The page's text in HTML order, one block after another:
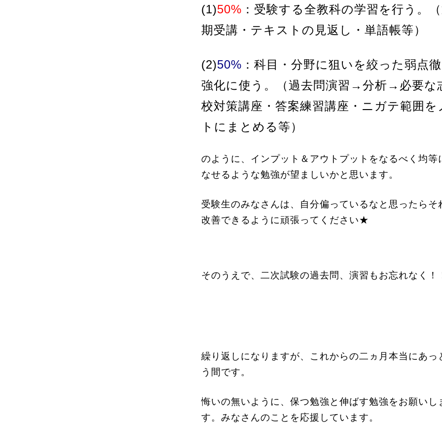
(1)50% ：受験する全教科の学習を行う。
期受講・テキストの見返し・単語帳等）
(2)50% ：科目・分野に狙いを絞った弱点
強化に使う。（過去問演習→分析→必要な
校対策講座・答案練習講座・ニガテ範囲を
トにまとめる等）
のように、インプット＆アウトプットをなるべく均等
なせるような勉強が望ましいかと思います。
受験生のみなさんは、自分偏っているなと思ったらそ
改善できるように頑張ってください★
そのうえで、二次試験の過去問、演習もお忘れなく！
繰り返しになりますが、これからの二ヵ月本当にあっ
う間です。
悔いの無いように、保つ勉強と伸ばす勉強をお願いし
す。みなさんのことを応援しています。